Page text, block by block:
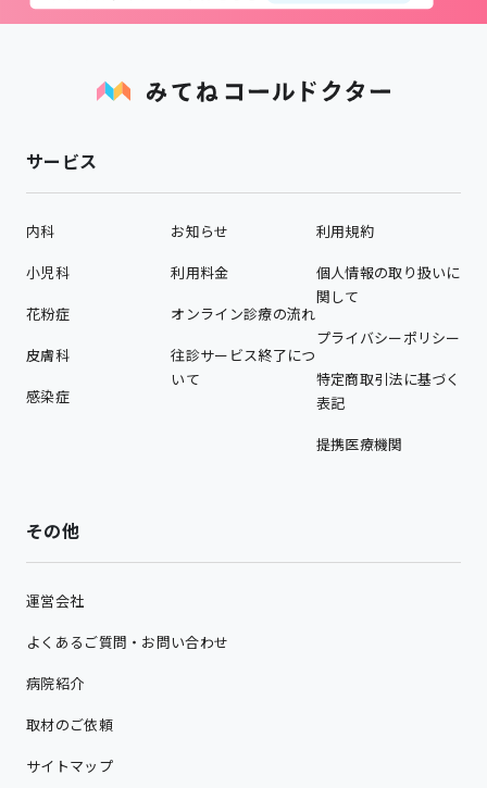
サービス
内科
小児科
花粉症
皮膚科
感染症
お知らせ
利用料金
オンライン診療の流れ
往診サービス終了につ
いて
利用規約
個人情報の取り扱いに
関して
プライバシーポリシー
特定商取引法に基づく
表記
提携医療機関
その他
運営会社
よくあるご質問・お問い合わせ
病院紹介
取材のご依頼
サイトマップ